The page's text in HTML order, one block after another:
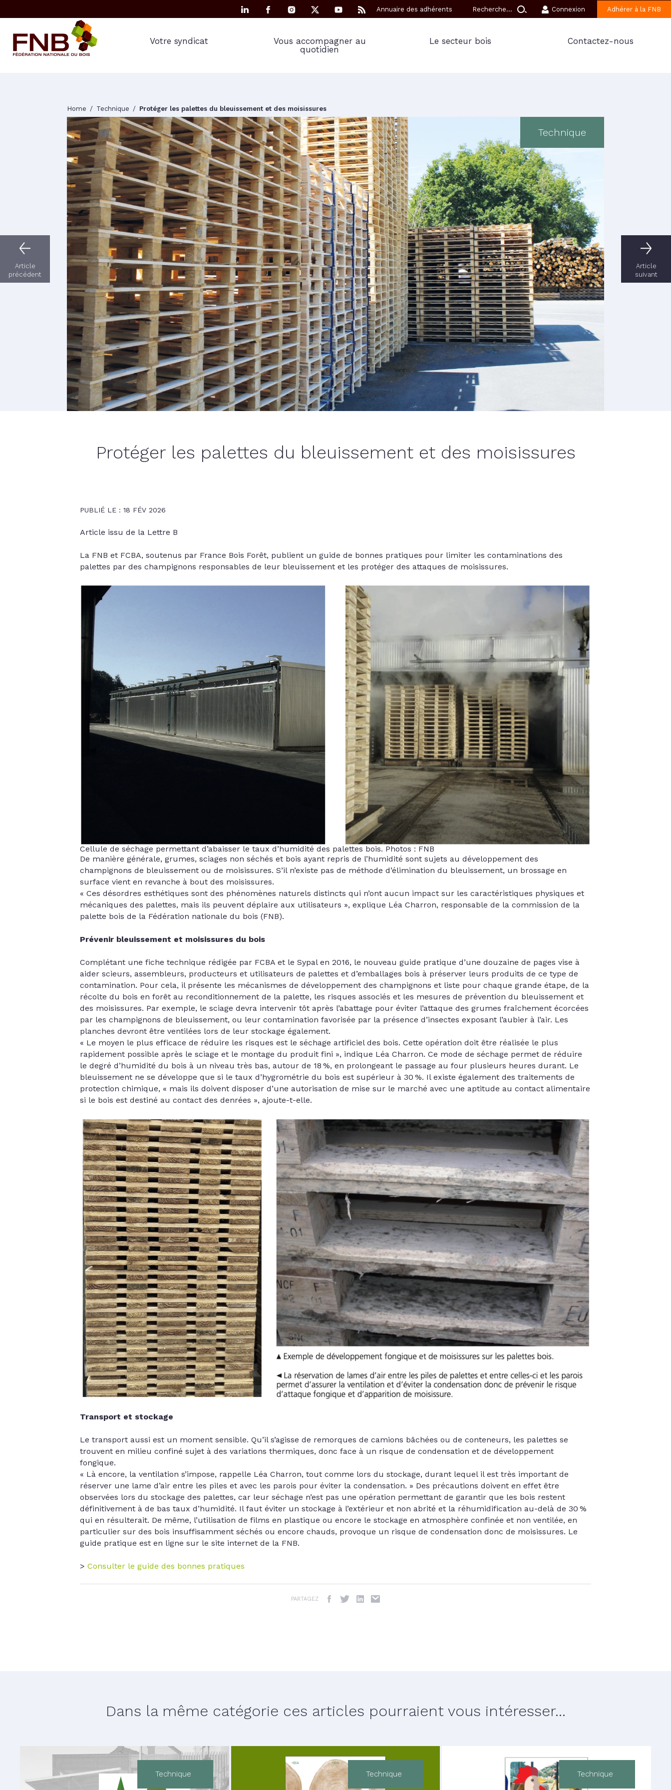
Annuaire des adhérents Connexion Adhérer à la FNB
Votre syndicat
Vous accompagner au
quotidien
Le secteur bois Contactez-nous
Home Technique Protéger les palettes du bleuissement et des moisissures
Technique
Article
précédent
Article
suivant
Protéger les palettes du bleuissement et des moisissures
PUBLIÉ LE : 18 FÉV 2026
Article issu de la Lettre B
La FNB et FCBA, soutenus par France Bois Forêt, publient un guide de bonnes pratiques pour limiter les contaminations des
palettes par des champignons responsables de leur bleuissement et les protéger des attaques de moisissures.
Cellule de séchage permettant d’abaisser le taux d’humidité des palettes bois. Photos : FNB
De manière générale, grumes, sciages non séchés et bois ayant repris de l’humidité sont sujets au développement des
champignons de bleuissement ou de moisissures. S’il n’existe pas de méthode d’élimination du bleuissement, un brossage en
surface vient en revanche à bout des moisissures.
« Ces désordres esthétiques sont des phénomènes naturels distincts qui n’ont aucun impact sur les caractéristiques physiques et
mécaniques des palettes, mais ils peuvent déplaire aux utilisateurs », explique Léa Charron, responsable de la commission de la
palette bois de la Fédération nationale du bois (FNB).
Prévenir bleuissement et moisissures du bois
Complétant une fiche technique rédi­gée par FCBA et le Sypal en 2016, le nouveau guide pratique d’une douzaine de pages vise à
aider scieurs, assembleurs, producteurs et utilisateurs de palettes et d’emballages bois à préserver leurs produits de ce type de
contamination. Pour cela, il présente les mécanismes de développement des champignons et liste pour chaque grande étape, de la
récolte du bois en forêt au reconditionnement de la palette, les risques associés et les mesures de prévention du bleuissement et
des moisissures. Par exemple, le sciage devra intervenir tôt après l’abattage pour éviter l’attaque des grumes fraîchement écorcées
par les champignons de bleuissement, ou leur contamination favorisée par la présence d’insectes exposant l’aubier à l’air. Les
planches devront être ventilées lors de leur stockage également.
« Le moyen le plus efficace de réduire les risques est le séchage artificiel des bois. Cette opération doit être réalisée le plus
rapidement possible après le sciage et le montage du produit fini », indique Léa Charron. Ce mode de séchage permet de réduire
le degré d’humidité du bois à un niveau très bas, autour de 18 %, en prolongeant le passage au four plusieurs heures durant. Le
bleuissement ne se développe que si le taux d’hygrométrie du bois est supérieur à 30 %. Il existe également des traitements de
protection chimique, « mais ils doivent disposer d’une autorisation de mise sur le marché avec une aptitude au contact alimentaire
si le bois est destiné au contact des denrées », ajoute-t-elle.
Transport et stockage
Le transport aussi est un moment sensible. Qu’il s’agisse de remorques de camions bâchées ou de conteneurs, les palettes se
trouvent en milieu confiné sujet à des variations thermiques, donc face à un risque de conden­sation et de développement
fongique.
« Là encore, la ventilation s’impose, rappelle Léa Charron, tout comme lors du stockage, durant lequel il est très important de
réserver une lame d’air entre les piles et avec les parois pour éviter la condensation. » Des précautions doivent en effet être
observées lors du stockage des palettes, car leur séchage n’est pas une opération permettant de garantir que les bois restent
définitivement à de bas taux d’humidité. Il faut éviter un stockage à l’extérieur et non abrité et la réhumidification au-delà de 30 %
qui en résulterait. De même, l’utilisation de films en plastique ou encore le stockage en atmosphère confinée et non ventilée, en
particulier sur des bois insuffisamment séchés ou encore chauds, provoque un risque de condensation donc de moisissures. Le
guide pratique est en ligne sur le site internet de la FNB.
> Consulter le guide des bonnes pratiques
PARTAGEZ
Dans la même catégorie ces articles pourraient vous intéresser...
Technique Technique Technique